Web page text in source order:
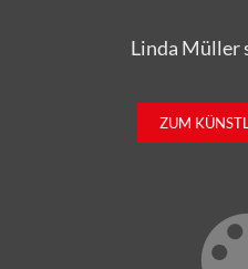
Linda Müller
ZUM